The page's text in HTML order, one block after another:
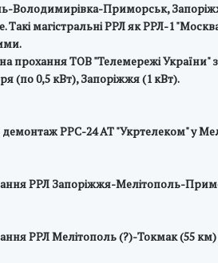
Володимирівка-Приморськ,
Такі магістральні РРЛ як РРЛ-1
на прохання ТОВ "Телемережі
(по 0,5 кВт), Запоріжжя (1 кВт).
РРС-24 АТ "Укртелеком" у
РРЛ Запоріжжя-Мелітополь-
РРЛ Мелітополь (?)-Токмак (55